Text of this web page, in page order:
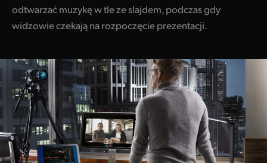
odtwarzać muzykę w tle ze slajdem, podczas gdy
widzowie czekają na rozpoczęcie prezentacji.